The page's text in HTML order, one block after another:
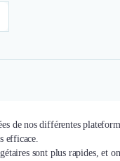
de nos différentes
efficace.
sont plus rapides, et